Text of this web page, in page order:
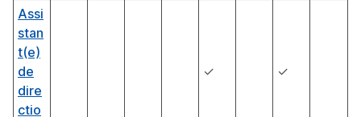
Assi
stan
t(e)
de
dire
ctio
✓ ✓